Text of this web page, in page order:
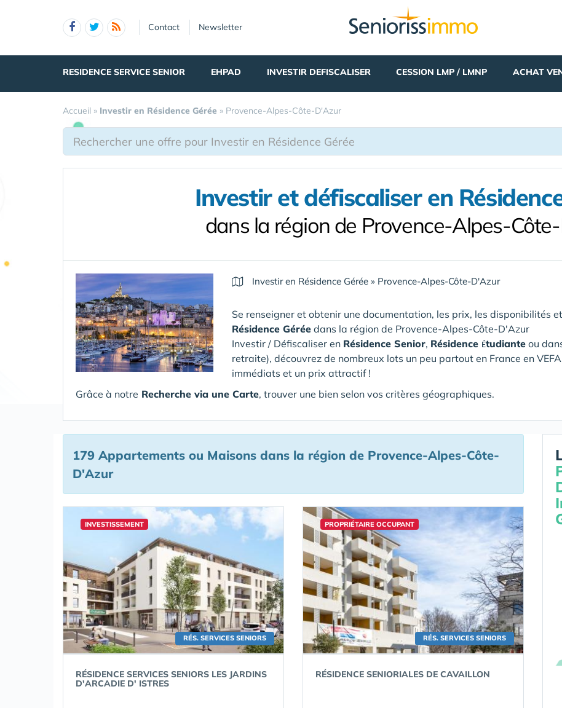
Contact Newsletter
RESIDENCE SERVICE SENIOR EHPAD INVESTIR DEFISCALISER CESSION LMP / LMNP ACHAT
Accueil » Investir en Résidence Gérée » Provence-Alpes-Côte-D'Azur
Investir et défiscaliser en
dans la région de Provence-Alpes-
Investir en Résidence Gérée » Provence-Alpes-Côte-D'Azur
Se renseigner et obtenir une documentation, les prix, les disponibilités
Résidence Gérée dans la région de Provence-Alpes-Côte-D'Azur
Investir / Défiscaliser en Résidence Senior, Résidence Étudiante ou
retraite), découvrez de nombreux lots un peu partout en France en
immédiats et un prix attractif !
Grâce à notre Recherche via une Carte, trouver une bien selon vos critères géographiques.
179 Appartements ou Maisons dans la région de Provence-Alpes-Côte-
D'Azur
RÉS. SERVICES SENIORS
INVESTISSEMENT
RÉSIDENCE SERVICES SENIORS LES JARDINS
D'ARCADIE D' ISTRES
RÉS. SERVICES SENIORS
PROPRIÉTAIRE OCCUPANT
RÉSIDENCE SENIORIALES DE CAVAILLON